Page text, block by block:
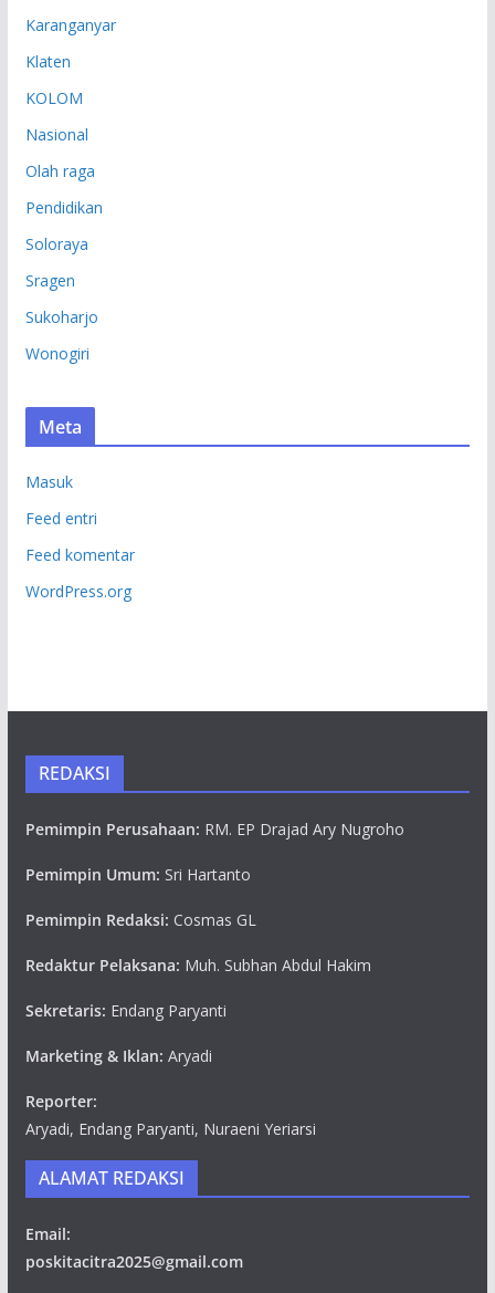
Karanganyar
Klaten
KOLOM
Nasional
Olah raga
Pendidikan
Soloraya
Sragen
Sukoharjo
Wonogiri
Meta
Masuk
Feed entri
Feed komentar
WordPress.org
REDAKSI
Pemimpin Perusahaan: RM. EP Drajad Ary Nugroho
Pemimpin Umum: Sri Hartanto
Pemimpin Redaksi: Cosmas GL
Redaktur Pelaksana: Muh. Subhan Abdul Hakim
Sekretaris: Endang Paryanti
Marketing & Iklan: Aryadi
Reporter:
Aryadi, Endang Paryanti, Nuraeni Yeriarsi
ALAMAT REDAKSI
Email:
poskitacitra2025@gmail.com